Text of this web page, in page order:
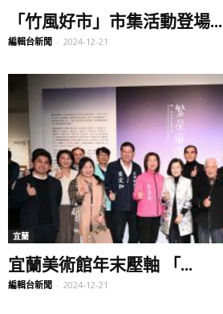
「竹風好市」市集活動登場...
編輯台新聞 - 2024-12-21
宜蘭
宜蘭美術館年末壓軸 「...
編輯台新聞 - 2024-12-21